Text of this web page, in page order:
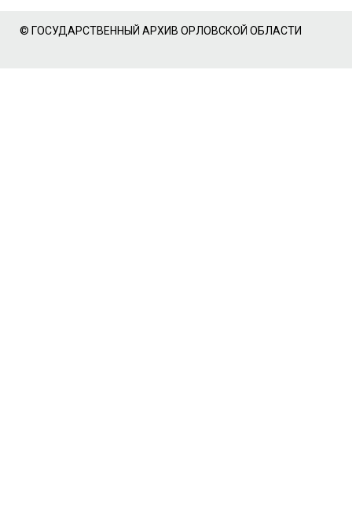
© ГОСУДАРСТВЕННЫЙ АРХИВ ОРЛОВСКОЙ ОБЛАСТИ